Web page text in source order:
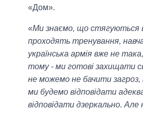
«Дом».
«Ми знаємо, що стягуються
проходять тренування,
українська армія вже не
тому - ми готові захищати
не можемо не бачити загроз,
ми будемо відповідати
відповідати дзеркально. Але